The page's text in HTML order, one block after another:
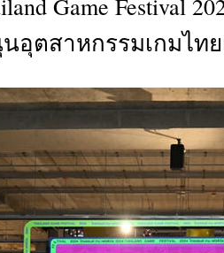
ACTIVITIES
&
DEAL
Game Festival
อุตสาหกรรมเกมไท